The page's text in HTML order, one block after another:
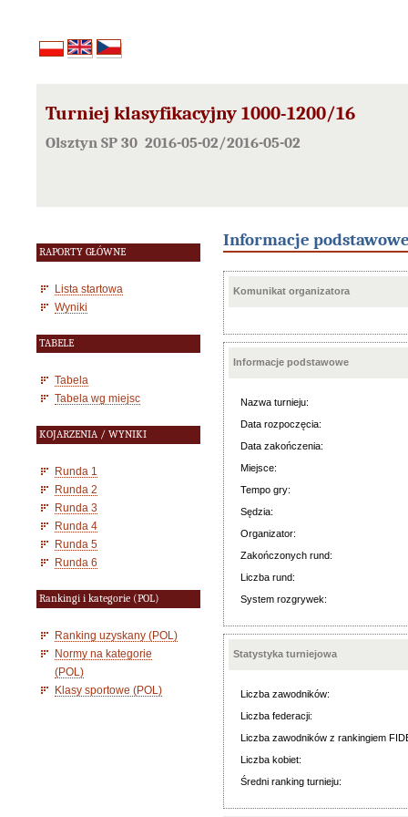
Turniej klasyfikacyjny 1000-1200/16
Olsztyn SP 30 2016-05-02/2016-05-02
RAPORTY GŁÓWNE
Lista startowa
Wyniki
TABELE
Tabela
Tabela wg miejsc
KOJARZENIA / WYNIKI
Runda 1
Runda 2
Runda 3
Runda 4
Runda 5
Runda 6
Rankingi i kategorie (POL)
Ranking uzyskany (POL)
Normy na kategorie
(POL)
Klasy sportowe (POL)
Informacje
Komunikat organizatora
Informacje podstawowe
Nazwa turnieju:
Data rozpoczęcia:
Data zakończenia:
Miejsce:
Tempo gry:
Sędzia:
Organizator:
Zakończonych rund:
Liczba rund:
System rozgrywek:
Statystyka turniejowa
Liczba zawodników:
Liczba federacji:
Liczba zawodników z rankingiem
Liczba kobiet:
Średni ranking turnieju: